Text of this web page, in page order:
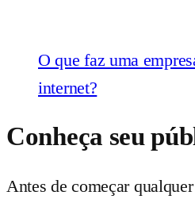
O que faz uma
internet?
Conheça seu
Antes de começar